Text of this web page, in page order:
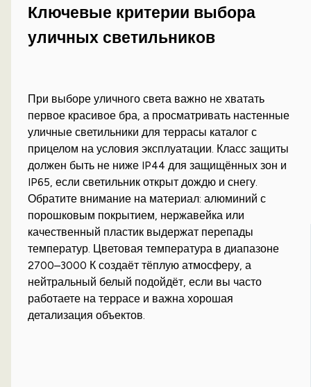
Ключевые критерии выбора
уличных светильников
При выборе уличного света важно не хватать
первое красивое бра, а просматривать настенные
уличные светильники для террасы каталог с
прицелом на условия эксплуатации. Класс защиты
должен быть не ниже IP44 для защищённых зон и
IP65, если светильник открыт дождю и снегу.
Обратите внимание на материал: алюминий с
порошковым покрытием, нержавейка или
качественный пластик выдержат перепады
температур. Цветовая температура в диапазоне
2700–3000 К создаёт тёплую атмосферу, а
нейтральный белый подойдёт, если вы часто
работаете на террасе и важна хорошая
детализация объектов.